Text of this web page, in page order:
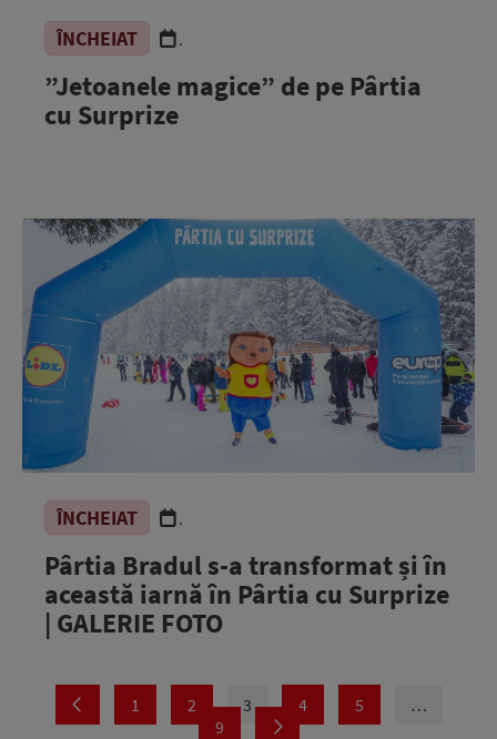
ÎNCHEIAT .
”Jetoanele magice” de pe Pârtia
cu Surprize
ÎNCHEIAT .
Pârtia Bradul s-a transformat și în
această iarnă în Pârtia cu Surprize
| GALERIE FOTO
1 2 3 4 5
…
9